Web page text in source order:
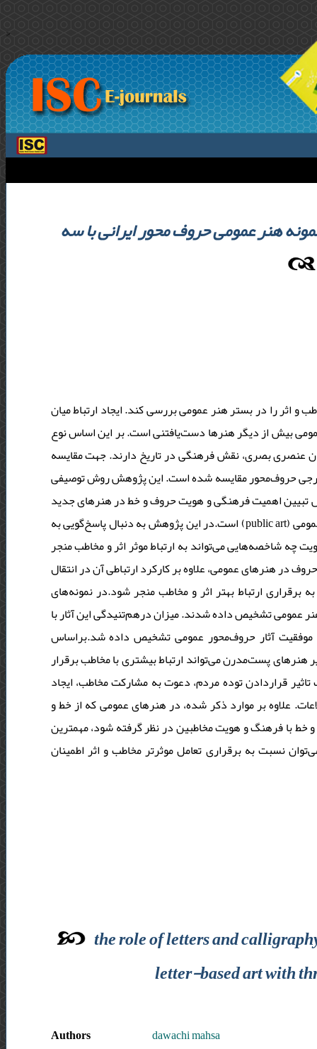
>
هنر عمومی حروف محور ایرانی با سه
و اثر را در بستر هنر عمومی بررسی کند. ایجاد ارتباط میان
بیش از دیگر هنرها دست‌یافتنی است. بر این اساس نوع
عنصری بصری، نقش فرهنگی در تاریخ دارند. جهت مقایسه‌
خارجی حروف‌محور مقایسه شده است. این پژوهش روش توصیفی
تبیین اهمیت فرهنگی و هویت حروف و خط در هنرهای جدید
و پست‌مدرن ایران و نیز اهمیت آن در برقراری ارتباط با مخاطب در هنرهای عمومی (public art) است.در این پژوهش به دنبال پاسخ‌گویی به
چه شاخصه‌هایی می‌تواند به ارتباط موثر اثر و مخاطب منجر
هنرهای عمومی، علاوه بر کارکرد ارتباطی آن در انتقال
برقراری ارتباط بهتر اثر و مخاطب منجر شود.در نمونه‌های
عمومی تشخیص داده شدند. میزان درهم‌تنیدگی این آثار با
موفقیت آثار حروف‌محور عمومی تشخیص داده شد.براساس
پست‌مدرن می‌تواند ارتباط بیشتری با مخاطب برقرار
قراردادن توده‌ مردم، دعوت به مشارکت مخاطب، ایجاد
علاوه بر موارد ذکر شده، در هنرهای عمومی که از خط و
خط با فرهنگ و هویت مخاطبین در نظر گرفته شود، مهمترین
نسبت به برقراری تعامل موثرتر مخاطب و اثر اطمینان
the role of letters and
letter-based art with
Authors
dawachi mahsa